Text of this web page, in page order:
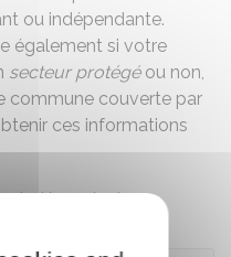
ou indépendante.
également si votre
secteur protégéou non,
commune couverte par
ces informations
indépendante